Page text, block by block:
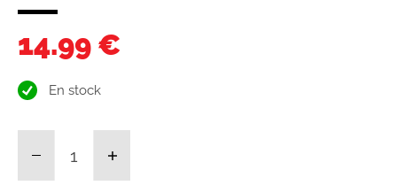
14.99 €
En stock